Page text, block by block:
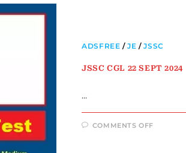
ADSFREE /JE /JSSC
JSSC CGL 22 SEPT 2024
…
COMMENTS OFF